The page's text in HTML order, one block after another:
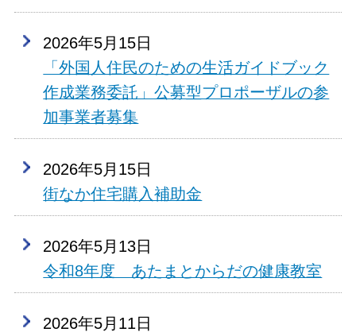
2026年5月15日
「外国人住民のための生活ガイドブック
作成業務委託」公募型プロポーザルの参
加事業者募集
2026年5月15日
街なか住宅購入補助金
2026年5月13日
令和8年度 あたまとからだの健康教室
2026年5月11日